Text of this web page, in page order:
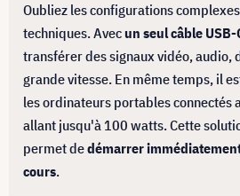
Oubliez les configurations
techniques. Avecun seul câble USB-
transférer des signaux vidéo, audio,
grande vitesse. En même temps, il
les ordinateurs portables connectés
allant jusqu'à 100 watts. Cette
permet dedémarrer
cours.